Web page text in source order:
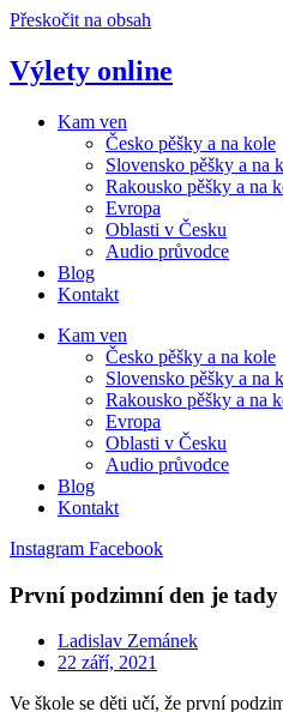
Přeskočit na obsah
Výlety online
Kam ven
Česko pěšky a na kole
Slovensko pěšky a na
Rakousko pěšky a na
Evropa
Oblasti v Česku
Audio průvodce
Blog
Kontakt
Kam ven
Česko pěšky a na kole
Slovensko pěšky a na
Rakousko pěšky a na
Evropa
Oblasti v Česku
Audio průvodce
Blog
Kontakt
Instagram Facebook
První podzimní den je tady
Ladislav Zemánek
22 září, 2021
Ve škole se děti učí, že první